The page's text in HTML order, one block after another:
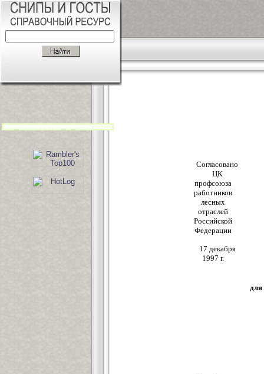
Согласовано
ЦК
профсоюза
работников
лесных
отраслей
Российской
Федерации
17 декабря
1997 г.
для